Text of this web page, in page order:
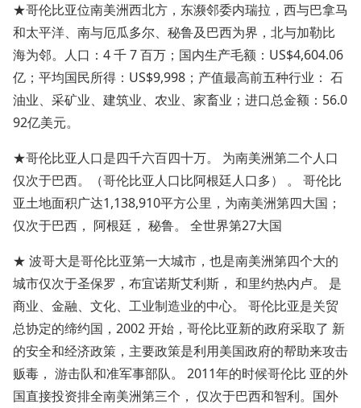
★哥伦比亚位南美洲西北方，东濒邻委内瑞拉，西与巴拿马
和太平洋、南与厄瓜多尔、秘鲁及巴西为界，北与加勒比
海为邻。人口：4 千 7 百万；国内生产毛额：US$4,604.06
亿；平均国民所得：US$9,998；产值最高前五种行业： 石
油业、采矿业、建筑业、农业、家畜业；进口总金额：56.0
92亿美元。
★哥伦比亚人口是四千六百四十万。 为南美洲第二个人口
仅次于巴西。（哥伦比亚人口比阿根廷人口多） 。 哥伦比
亚土地面积广达1,138,910平方公里，为南美洲第四大国；
仅次于巴西， 阿根廷， 秘鲁。 全世界第27大国
★ 波哥大是哥伦比亚第一大城市，也是南美洲第四个大的
城市仅次于圣保罗，布宜诺斯艾利斯， 和里约热内卢。 是
商业、金融、文化、工业制造业的中心。 哥伦比亚是关贸
总协定的缔约国，2002 开始，哥伦比亚新的政府采取了 新
的安全和经济政策，主要政策是利用美国政府的帮助来攻击
贩毒， 游击队和准军事部队。 2011年的时候哥伦比 亚的外
国直接投资排全南美洲第三个， 仅次于巴西和智利。国外